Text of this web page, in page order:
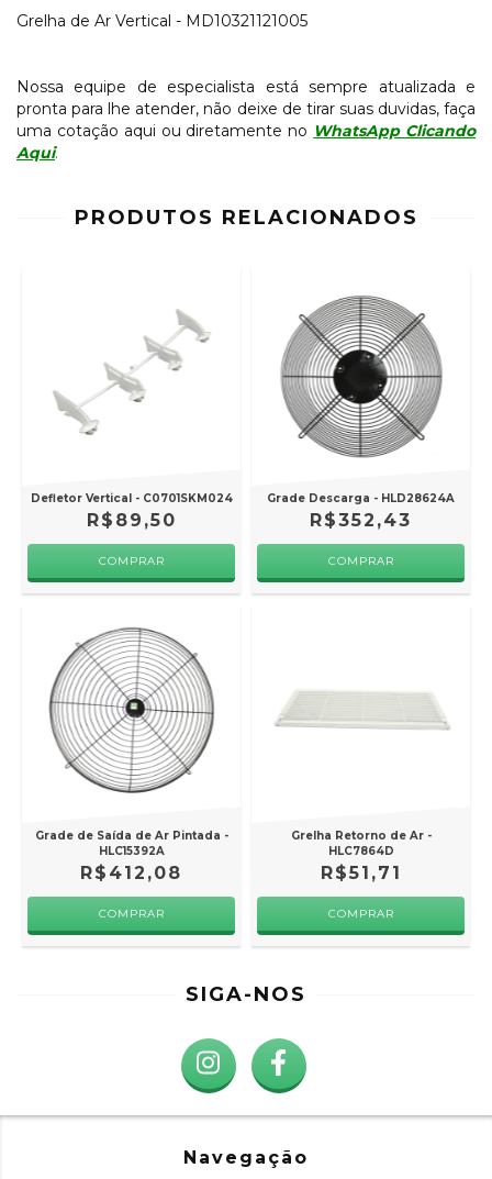
Grelha de Ar Vertical - MD10321121005
Nossa equipe de especialista está sempre atualizada e
pronta para lhe atender, não deixe de tirar suas duvidas, faça
uma cotação aqui ou diretamente no WhatsApp Clicando
Aqui.
PRODUTOS RELACIONADOS
Defletor Vertical - C0701SKM024
R$89,50
Grade Descarga - HLD28624A
R$352,43
Grade de Saída de Ar Pintada -
HLC15392A
R$412,08
Grelha Retorno de Ar -
HLC7864D
R$51,71
SIGA-NOS
Navegação